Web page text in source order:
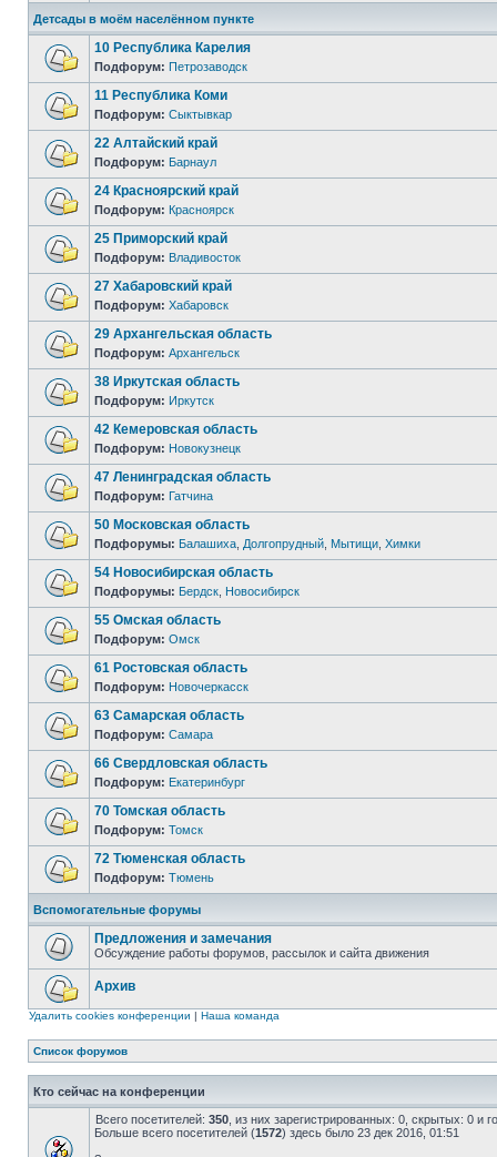
Детсады в моём населённом пункте
10 Республика Карелия
Подфорум: Петрозаводск
11 Республика Коми
Подфорум: Сыктывкар
22 Алтайский край
Подфорум: Барнаул
24 Красноярский край
Подфорум: Красноярск
25 Приморский край
Подфорум: Владивосток
27 Хабаровский край
Подфорум: Хабаровск
29 Архангельская область
Подфорум: Архангельск
38 Иркутская область
Подфорум: Иркутск
42 Кемеровская область
Подфорум: Новокузнецк
47 Ленинградская область
Подфорум: Гатчина
50 Московская область
Подфорумы: Балашиха Долгопрудный Мытищи Химки
54 Новосибирская область
Подфорумы: Бердск Новосибирск
55 Омская область
Подфорум: Омск
61 Ростовская область
Подфорум: Новочеркасск
63 Самарская область
Подфорум: Самара
66 Свердловская область
Подфорум: Екатеринбург
70 Томская область
Подфорум: Томск
72 Тюменская область
Подфорум: Тюмень
Вспомогательные форумы
Предложения и замечания
Обсуждение работы форумов, рассылок и сайта движения
Архив
Удалить cookies конференции | Наша команда
Список форумов
Кто сейчас на конференции
Всего посетителей: 350 , из них зарегистрированных: 0, скрытых: 0 и
Больше всего посетителей (1572) здесь было 23 дек 2016, 01:51